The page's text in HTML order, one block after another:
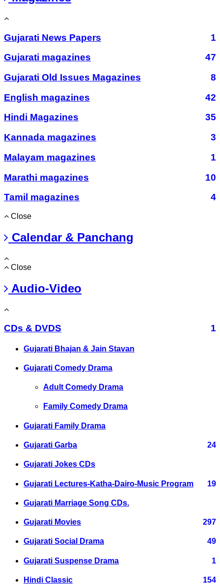
Gujarati News Papers
1
Gujarati magazines
47
Gujarati Old Issues Magazines
8
English magazines
42
Hindi Magazines
35
Kannada magazines
3
Malayam magazines
1
Marathi magazines
10
Tamil magazines
4
Close
Calendar & Panchang
Close
Audio-Video
CDs & DVDS 1
Gujarati Bhajan & Jain Stavan
Gujarati Comedy Drama
Adult Comedy Drama
Family Comedy Drama
Gujarati Family Drama
Gujarati Garba 24
Gujarati Jokes CDs
Gujarati Lectures-Katha-Dairo-Music Program 19
Gujarati Marriage Song CDs.
Gujarati Movies 297
Gujarati Social Drama 49
Gujarati Suspense Drama 1
Hindi Classic 154